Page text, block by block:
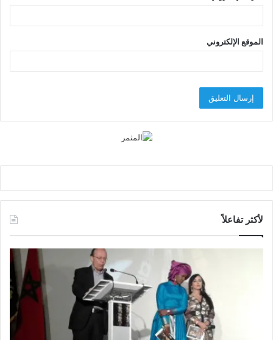
الموقع الإلكتروني
لأكثر تفاعلاً